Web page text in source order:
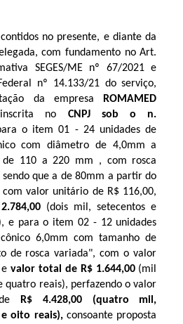
no presente, e diante da
com fundamento no Art.
SEGES/ME nº 67/2021 e
nº 14.133/21 do serviço,
da empresa
ROMAMED
no CNPJ sob o n.
o item 01 - 24 unidades de
com diâmetro de 4,0mm a
de 110 a 220 mm , com rosca
que a de 80mm a partir do
valor unitário de R$ 116,00,
,00(dois mil, setecentos e
e para o item 02 - 12 unidades
6,0mm com tamanho de
de rosca variada", com o valor
valor total de R$ 1.644,00 (mil
quatro reais), perfazendo o valor
R$ 4.428,00 (quatro mil,
oito reais), consoante proposta